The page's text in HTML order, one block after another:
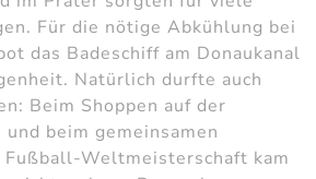
Für die nötige Abkühlung bei
das Badeschiff am Donaukanal
Natürlich durfte auch
Beim Shoppen auf der
beim gemeinsamen
Weltmeisterschaft kam